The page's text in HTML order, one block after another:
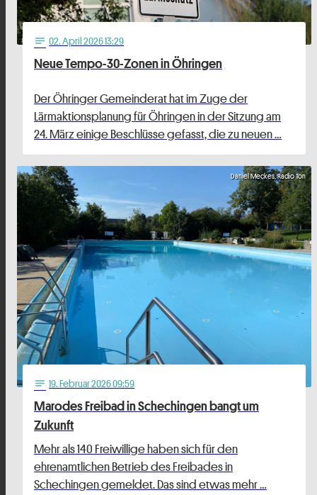
notes 02. April 2026 13:29
Neue Tempo-30-Zonen in Öhringen
Der Öhringer Gemeinderat hat im Zuge der
Lärmaktionsplanung für Öhringen in der Sitzung am
24. März einige Beschlüsse gefasst, die zu neuen …
Daniel Meckes, Radio Ton
notes 19. Februar 2026 09:59
Marodes Freibad in Schechingen bangt um
Zukunft
Mehr als 140 Freiwillige haben sich für den
ehrenamtlichen Betrieb des Freibades in
Schechingen gemeldet. Das sind etwas mehr …